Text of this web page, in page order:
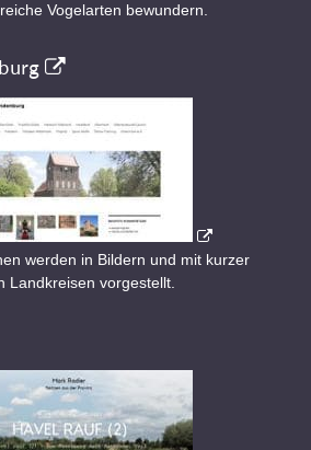
Vogelarten bewundern.
werden in Bildern und mit kurzer
Landkreisen vorgestellt.